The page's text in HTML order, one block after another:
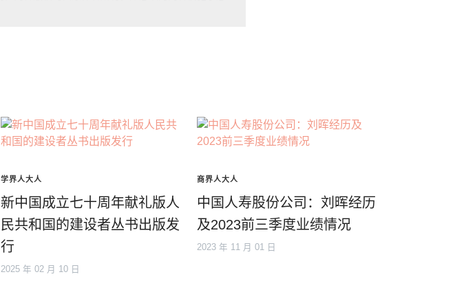
学界人大人
新中国成立七十周年献礼版人
民共和国的建设者丛书出版发
行
2025 年 02 月 10 日
商界人大人
中国人寿股份公司：刘晖经历
及2023前三季度业绩情况
2023 年 11 月 01 日